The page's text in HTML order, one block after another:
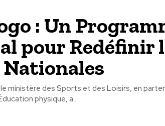
: Un
pour Redéfinir
ministère des Sports et des Loisirs, en
physique, a...